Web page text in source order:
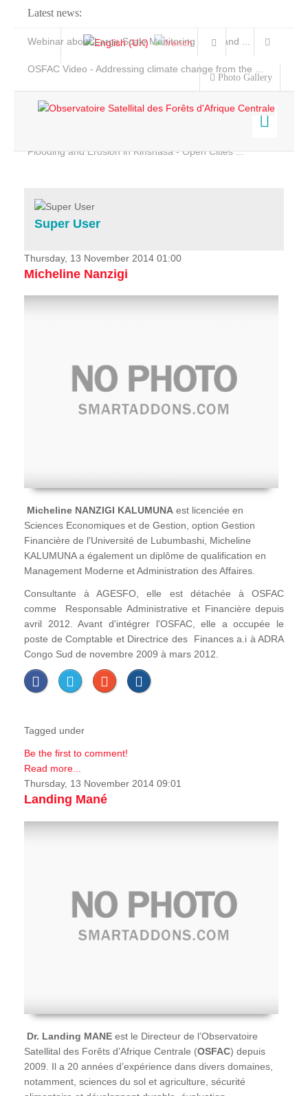
Latest news:
Webinar about Large Scale Monitoring and Land ...
OSFAC Video - Addressing climate change from the ...
Flooding and Erosion in Kinshasa - Open Cities ...
Photo Gallery
Home
Services
Projects
News & Stories
Super User
Thursday, 13 November 2014 01:00
Micheline Nanzigi
Micheline NANZIGI KALUMUNA est licenciée en
Sciences Economiques et de Gestion, option Gestion
Financière de l'Université de Lubumbashi, Micheline
KALUMUNA a également un diplôme de qualification en
Management Moderne et Administration des Affaires.
Consultante à AGESFO, elle est détachée à OSFAC
comme Responsable Administrative et Financière depuis
avril 2012. Avant d'intégrer l'OSFAC, elle a occupée le
poste de Comptable et Directrice des Finances a.i à ADRA
Congo Sud de novembre 2009 à mars 2012.
Tagged under
Be the first to comment!
Read more...
Thursday, 13 November 2014 09:01
Landing Mané
Dr. Landing MANE est le Directeur de l’Observatoire
Satellital des Forêts d’Afrique Centrale (OSFAC) depuis
2009. Il a 20 années d’expérience dans divers domaines,
notamment, sciences du sol et agriculture, sécurité